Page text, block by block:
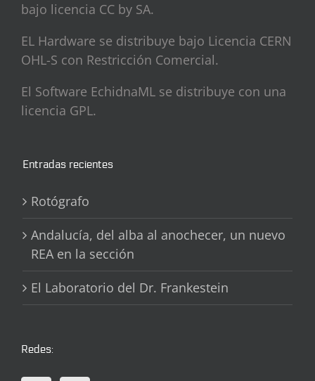
bajo licencia CC by SA.
EL Hardware se distribuye bajo Licencia CERN
OHL-S con Restricción Comercial.
El Software EchidnaML se distribuye con una
licencia GPL.
Entradas recientes
Rotógrafo
Andalucía, del alba al anochecer, un nuevo
REA en la sección
El Laboratorio del Dr. Frankestein
Redes: